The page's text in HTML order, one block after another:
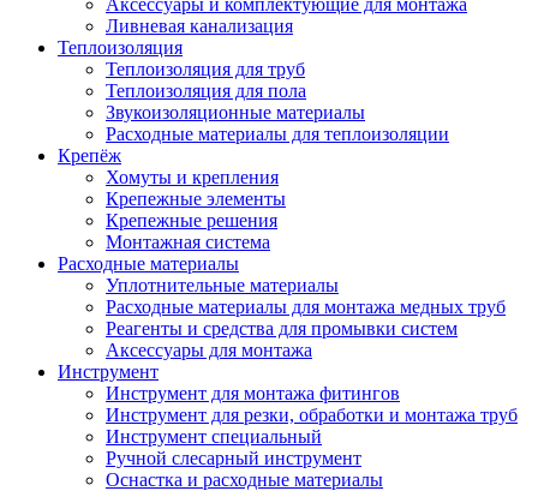
Ливневая канализация
Теплоизоляция
Теплоизоляция для труб
Теплоизоляция для пола
Звукоизоляционные материалы
Расходные материалы для теплоизоляции
Крепёж
Хомуты и крепления
Крепежные элементы
Крепежные решения
Монтажная система
Расходные материалы
Уплотнительные материалы
Расходные материалы для монтажа медных труб
Реагенты и средства для промывки систем
Аксессуары для монтажа
Инструмент
Инструмент для монтажа фитингов
Инструмент для резки, обработки и монтажа труб
Инструмент специальный
Ручной слесарный инструмент
Оснастка и расходные материалы